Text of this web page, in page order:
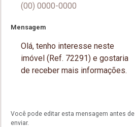
Mensagem
Você pode editar esta mensagem antes de
enviar.